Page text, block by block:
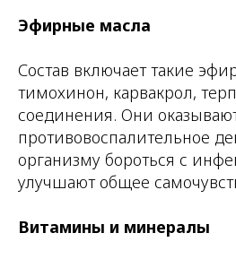
Эфирные масла
Состав включает такие
тимохинон, карвакрол,
соединения. Они
противовоспалительное
организму бороться с
улучшают общее
Витамины и минералы